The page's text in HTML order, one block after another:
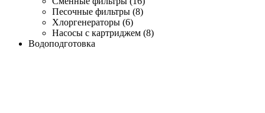
Песочные фильтры (8)
Хлоргенераторы (6)
Насосы с картриджем (8)
Водоподготовка